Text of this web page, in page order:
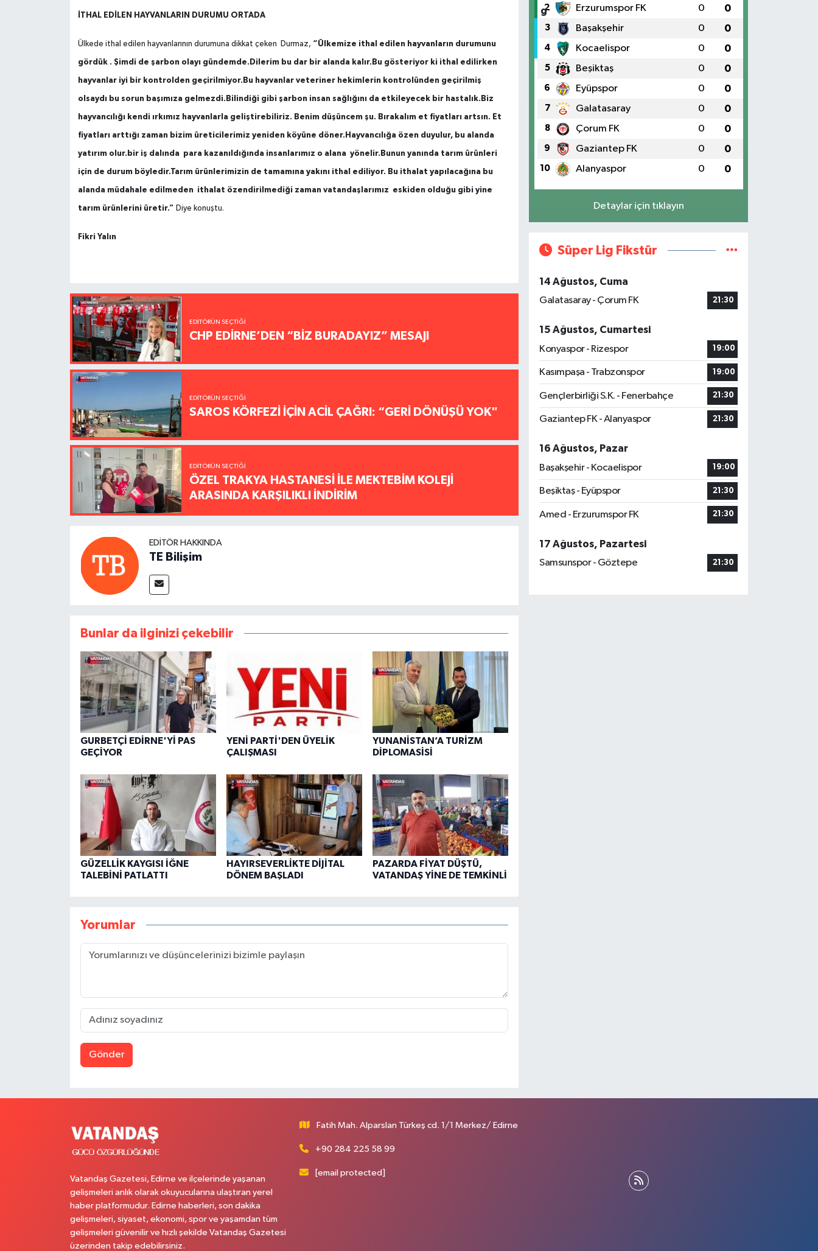
İTHAL EDİLEN HAYVANLARIN DURUMU ORTADA
Ülkede ithal edilen hayvanlarının durumuna dikkat çeken Durmaz, “Ülkemize ithal edilen hayvanların durumunu
gördük . Şimdi de şarbon olayı gündemde.Dilerim bu dar bir alanda kalır.Bu gösteriyor ki ithal edilirken
hayvanlar iyi bir kontrolden geçirilmiyor.Bu hayvanlar veteriner hekimlerin kontrolünden geçirilmiş
olsaydı bu sorun başımıza gelmezdi.Bilindiği gibi şarbon insan sağlığını da etkileyecek bir hastalık.Biz
hayvancılığı kendi ırkımız hayvanlarla geliştirebiliriz. Benim düşüncem şu. Bırakalım et fiyatları artsın. Et
fiyatları arttığı zaman bizim üreticilerimiz yeniden köyüne döner.Hayvancılığa özen duyulur, bu alanda
yatırım olur.bir iş dalında para kazanıldığında insanlarımız o alana yönelir.Bunun yanında tarım ürünleri
için de durum böyledir.Tarım ürünlerimizin de tamamına yakını ithal ediliyor. Bu ithalat yapılacağına bu
alanda müdahale edilmeden ithalat özendirilmediği zaman vatandaşlarımız eskiden olduğu gibi yine
tarım ürünlerini üretir.” Diye konuştu.
Fikri Yalın
EDITÖRÜN SEÇTIĞI
CHP EDİRNE’DEN “BİZ BURADAYIZ” MESAJI
EDITÖRÜN SEÇTIĞI
SAROS KÖRFEZİ İÇİN ACİL ÇAĞRI: “GERİ DÖNÜŞÜ YOK"
EDITÖRÜN SEÇTIĞI
ÖZEL TRAKYA HASTANESİ İLE MEKTEBİM KOLEJİ
ARASINDA KARŞILIKLI İNDİRİM
EDITÖR HAKKINDA
TE Bilişim
Bunlar da ilginizi çekebilir
GURBETÇİ EDİRNE'Yİ PAS
GEÇİYOR
YENİ PARTİ'DEN ÜYELİK
ÇALIŞMASI
YUNANİSTAN’A TURİZM
DİPLOMASİSİ
GÜZELLİK KAYGISI İĞNE
TALEBİNİ PATLATTI
HAYIRSEVERLİKTE DİJİTAL
DÖNEM BAŞLADI
PAZARDA FİYAT DÜŞTÜ,
VATANDAŞ YİNE DE TEMKİNLİ
Yorumlar
Gönder
2 Erzurumspor FK 0 0
3 Başakşehir 0 0
4 Kocaelispor 0 0
5 Beşiktaş 0 0
6 Eyüpspor 0 0
7 Galatasaray 0 0
8 Çorum FK 0 0
9 Gaziantep FK 0 0
10 Alanyaspor 0 0
Detaylar için tıklayın
Süper Lig Fikstür
14 Ağustos, Cuma
Galatasaray - Çorum FK
21:30
15 Ağustos, Cumartesi
Konyaspor - Rizespor
19:00
Kasımpaşa - Trabzonspor 19:00
Gençlerbirliği S.K. - Fenerbahçe 21:30
Gaziantep FK - Alanyaspor 21:30
16 Ağustos, Pazar
Başakşehir - Kocaelispor
19:00
Beşiktaş - Eyüpspor 21:30
Amed - Erzurumspor FK 21:30
17 Ağustos, Pazartesi
Samsunspor - Göztepe
21:30
Vatandaş Gazetesi, Edirne ve ilçelerinde yaşanan
gelişmeleri anlık olarak okuyucularına ulaştıran yerel
haber platformudur. Edirne haberleri, son dakika
gelişmeleri, siyaset, ekonomi, spor ve yaşamdan tüm
gelişmeleri güvenilir ve hızlı şekilde Vatandaş Gazetesi
üzerinden takip edebilirsiniz.
Fatih Mah. Alparslan Türkeş cd. 1/1 Merkez/ Edirne
+90 284 225 58 99
[email protected]